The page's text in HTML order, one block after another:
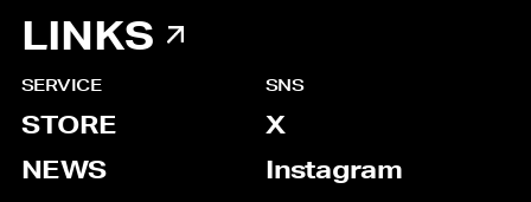
LINKS
SERVICE
STORE
NEWS
SNS
X
Instagram